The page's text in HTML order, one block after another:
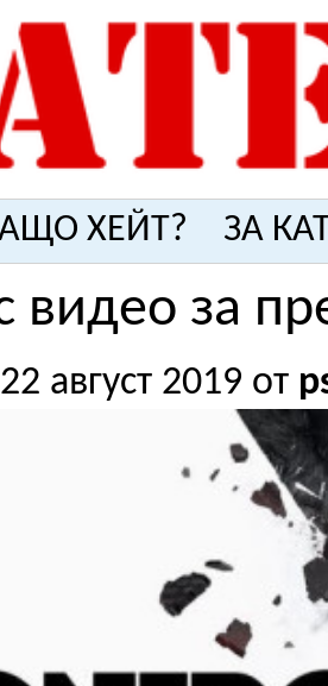
ХЕЙТ? ЗА
видео за
август 2019 от